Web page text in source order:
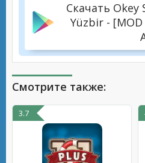
Скачать Okey
Yüzbir - [MOD
Смотрите также:
3.7